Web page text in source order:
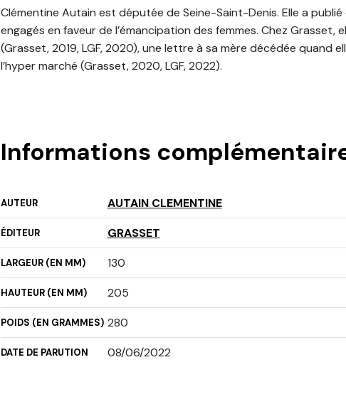
Clémentine Autain est députée de Seine-Saint-Denis. Elle a
engagés en faveur de l’émancipation des femmes. Chez Grasset,
(Grasset, 2019, LGF, 2020), une lettre à sa mère décédée quand
l’hyper marché (Grasset, 2020, LGF, 2022).
Informations
AUTEUR AUTAIN CLEMENTINE
ÉDITEUR GRASSET
LARGEUR (EN MM) 130
HAUTEUR (EN MM) 205
POIDS (EN GRAMMES) 280
DATE DE PARUTION 08/06/2022